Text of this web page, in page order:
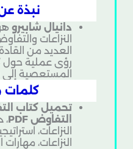
نبذة
دانيال شابيرو
النزاعات
العديد من
رؤى عملية حول
المستعصية
كلمات
تحميل كتاب
التفاوض PDF
النزاعات،
النزاعات،